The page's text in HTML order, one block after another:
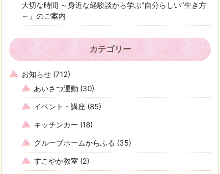
大切な時間 ～身近な経験談から学ぶ“自分らしい”生き方
～」のご案内
カテゴリー
お知らせ (712)
あいさつ運動 (30)
イベント・講座 (85)
キッチンカー (18)
グループホームからふる (35)
すこやか教室 (2)